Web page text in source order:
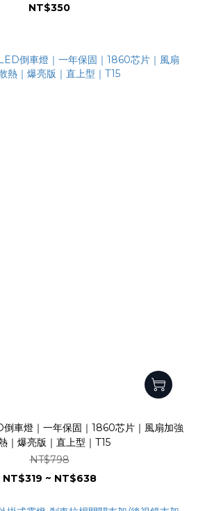
NT$350
車燈｜一年保固｜1860芯片｜風扇加強
｜爆亮版｜直上型｜T15
NT$798
NT$319 ~ NT$638